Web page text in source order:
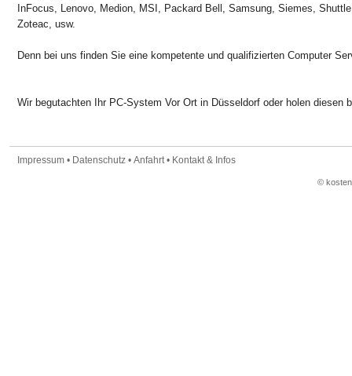
InFocus, Lenovo, Medion, MSI, Packard Bell, Samsung, Siemes,
Zoteac, usw.
Denn bei uns finden Sie eine kompetente und qualifizierten Computer
Wir begutachten Ihr PC-System Vor Ort in Düsseldorf oder holen diesen
Impressum • Datenschutz • Anfahrt• Kontakt & Infos
©